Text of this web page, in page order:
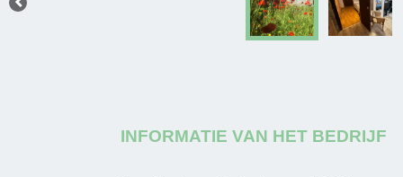
INFORMATIE VAN HET BEDRIJF